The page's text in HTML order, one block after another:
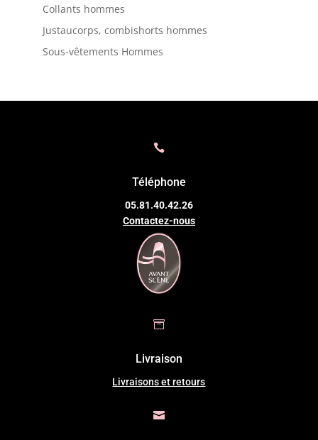
Collants hommes
Justaucorps, combishorts hommes
Sous-vêtements Hommes

Téléphone
05.81.40.42.26
Contactez-nous

Livraison
Livraisons et retours
